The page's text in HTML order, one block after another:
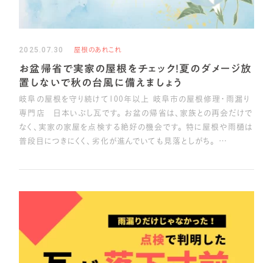
2025.07.30 屋根のあれこれ
お盆帰省で実家の屋根をチェック！夏のダメージ放
置しないで秋の台風に備えましょう
岐阜の屋根を守り続けて100年以上 岐阜市の屋根修理・雨漏り
専門店 日本いぶし瓦です。 お盆の帰省は、家族との再会だけで
なく、実家の家屋を点検する絶好の機会です。 特に屋根や雨樋は
普段目につきにくく、劣化が進んでいても見落としがち。 …